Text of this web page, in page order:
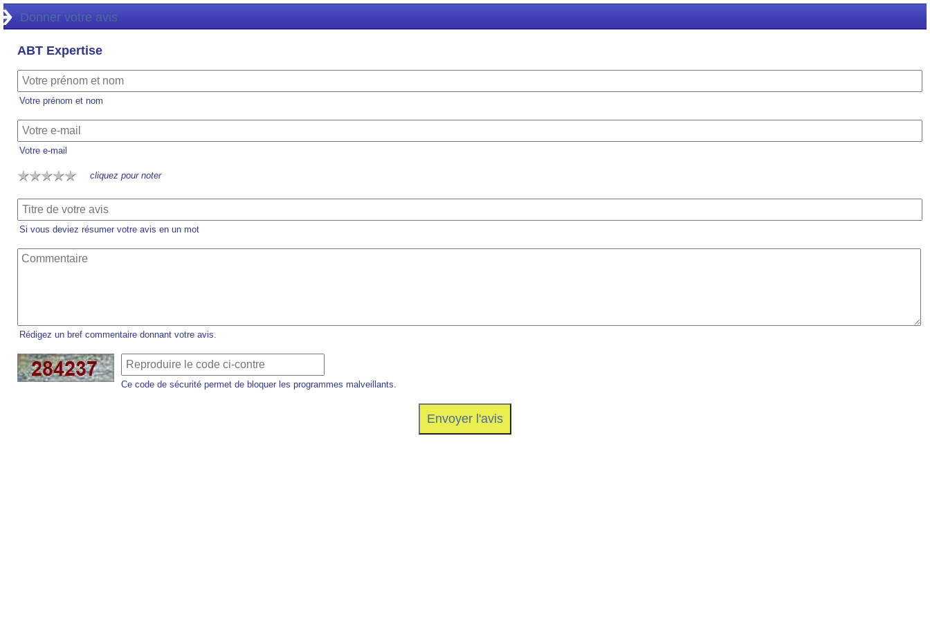
Donner votre avis
ABT Expertise
Votre prénom et nom
Votre e-mail
cliquez pour noter
Si vous deviez résumer votre avis en un mot
Rédigez un bref commentaire donnant votre avis.
Ce code de sécurité permet de bloquer les programmes malveillants.